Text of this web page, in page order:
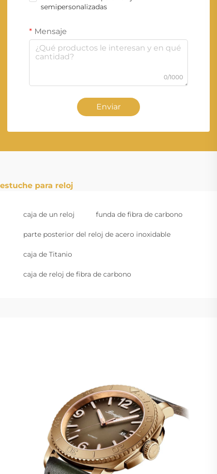
semipersonalizadas
Mensaje
0/1000
Enviar
estuche para reloj
caja de un reloj funda de fibra de carbono
parte posterior del reloj de acero inoxidable
caja de Titanio
caja de reloj de fibra de carbono